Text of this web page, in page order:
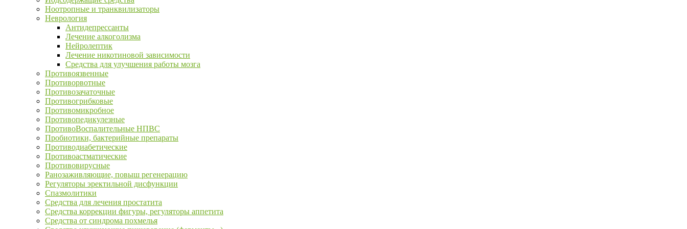
Ноотропные и транквилизаторы
Неврология
Антидепрессанты
Лечение алкоголизма
Нейролептик
Лечение никотиновой зависимости
Средства для улучшения работы мозга
Противоязвенные
Противорвотные
Противозачаточные
Противогрибковые
Противомикробное
Противопедикулезные
ПротивоВоспалительные НПВС
Пробиотики, бактерийные препараты
Противодиабетические
Противоастматические
Противовирусные
Ранозаживляющие, повыш регенерацию
Регуляторы эректильной дисфункции
Спазмолитики
Средства для лечения простатита
Средства коррекции фигуры, регуляторы аппетита
Средства от синдрома похмелья